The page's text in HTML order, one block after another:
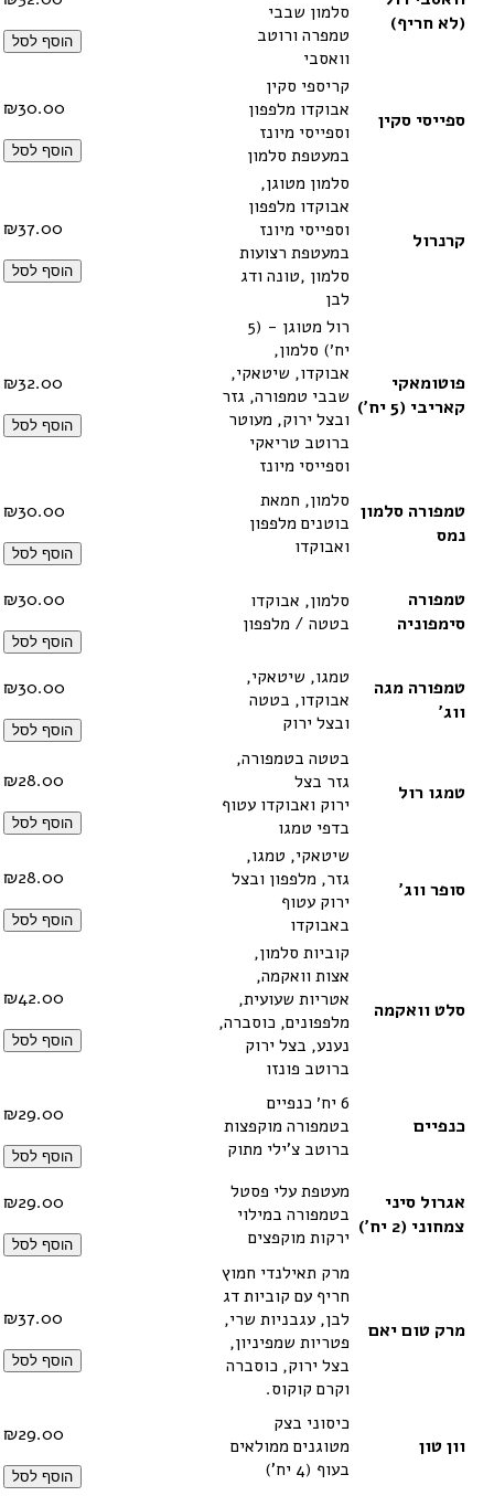
(לא חריף)
סלמון שבבי
טמפרה ורוטב
וואסבי
הוסף לסל
ספייסי סקין
קריספי סקין
אבוקדו מלפפון
וספייסי מיונז
במעטפת סלמון
₪30.00
הוסף לסל
קרנרול
סלמון מטוגן,
אבוקדו מלפפון
וספייסי מיונז
במעטפת רצועות
סלמון ,טונה ודג
לבן
₪37.00
הוסף לסל
פוטומאקי
קאריבי (5 יח׳)
רול מטוגן - (5
יח׳) סלמון,
אבוקדו, שיטאקי,
שבבי טמפורה, גזר
ובצל ירוק, מעוטר
ברוטב טריאקי
וספייסי מיונז
₪32.00
הוסף לסל
טמפורה סלמון
נמס
סלמון, חמאת
בוטנים מלפפון
ואבוקדו
₪30.00
הוסף לסל
טמפורה
סימפוניה
סלמון, אבוקדו
בטטה / מלפפון
₪30.00
הוסף לסל
טמפורה מגה
ווג'
טמגו, שיטאקי,
אבוקדו, בטטה
ובצל ירוק
₪30.00
הוסף לסל
טמגו רול
בטטה בטמפורה,
גזר בצל
ירוק ואבוקדו עטוף
בדפי טמגו
₪28.00
הוסף לסל
סופר ווג'
שיטאקי, טמגו,
גזר, מלפפון ובצל
ירוק עטוף
באבוקדו
₪28.00
הוסף לסל
סלט וואקמה
קוביות סלמון,
אצות וואקמה,
אטריות שעועית,
מלפפונים, כוסברה,
נענע, בצל ירוק
ברוטב פונזו
₪42.00
הוסף לסל
כנפיים
6 יח׳ כנפיים
בטמפורה מוקפצות
ברוטב צ'ילי מתוק
₪29.00
הוסף לסל
אגרול סיני
צמחוני (2 יח')
מעטפת עלי פסטל
בטמפורה במילוי
ירקות מוקפצים
₪29.00
הוסף לסל
מרק טום יאם
מרק תאילנדי חמוץ
חריף עם קוביות דג
לבן, עגבניות שרי,
פטריות שמפיניון,
בצל ירוק, כוסברה
וקרם קוקוס.
₪37.00
הוסף לסל
וון טון
כיסוני בצק
מטוגנים ממולאים
בעוף (4 יח')
₪29.00
הוסף לסל